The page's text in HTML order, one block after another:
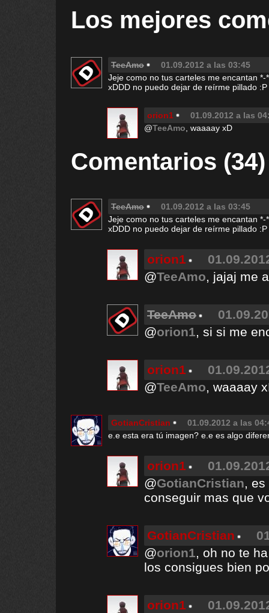
Los mejores
TeeAmo
01.09.2012 a las 03:45
Jeje como no tus carteles me encantan
xDDD no puedo dejar de reírme pillado :P
orion1
01.09.2012 a las
@TeeAmo , waaaay xD
Comentarios (34)
TeeAmo
01.09.2012 a las 03:45
Jeje como no tus carteles me encantan
xDDD no puedo dejar de reírme pillado :P
orion1
@TeeAmo, jajaj me
TeeAmo
@orion1, si si me
orion1
@TeeAmo, waaaay
GotianCristian
01.09.2012 a las
e.e esta era tú imagen? e.e es algo
orion1
@GotianCristian,
conseguir mas que
GotianCristian
@orion1, oh no te
los consigues bien
orion1